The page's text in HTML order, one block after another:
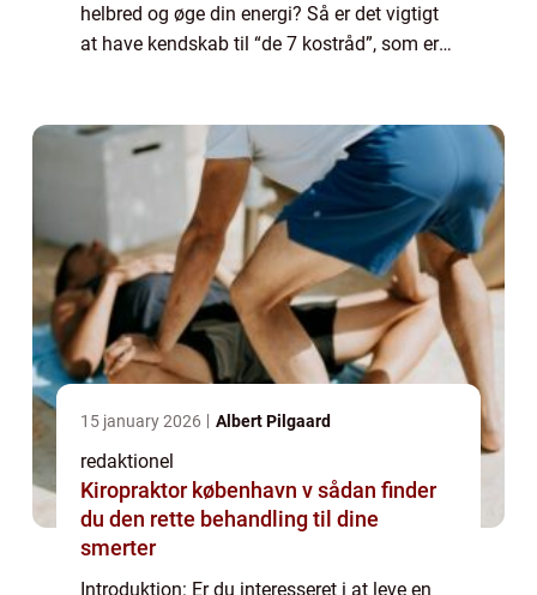
helbred og øge din energi? Så er det vigtigt
at have kendskab til “de 7 kostråd”, som er
15 january 2026 Albert Pilgaard
redaktionel
Kiropraktor københavn v sådan finder
du den rette behandling til dine
smerter
Introduktion: Er du interesseret i at leve en